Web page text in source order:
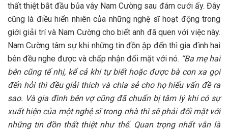
thất thiệt bắt đầu bủa vây Nam Cường sau đám cưới ấy. Đây
cũng là điều hiển nhiên của những nghệ sĩ hoạt động trong
giới giải trí và Nam Cường cho biết anh đã quen với việc này.
Nam Cường tâm sự khi những tin đồn ập đến thì gia đình hai
bên đều nghe được và chấp nhận đối mặt với nó. “Ba mẹ hai
bên cũng tế nhị, kể cả khi tự biết hoặc được bà con xa gọi
đến hỏi thì đều giải thích và chia sẻ cho họ hiểu vấn đề ra
sao. Và gia đình bên vợ cũng đã chuẩn bị tâm lý khi có sự
xuất hiện của một nghệ sĩ trong nhà thì sẽ phải đối mặt với
những tin đồn thất thiệt như thế. Quan trọng nhất vẫn là